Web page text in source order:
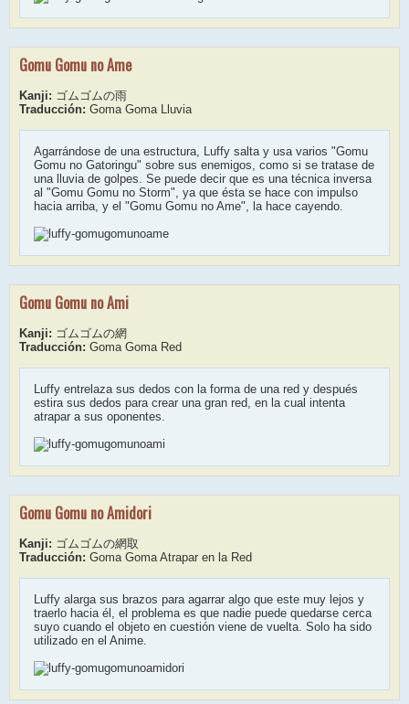
Gomu Gomu no Ame
Kanji: ゴムゴムの雨
Traducción: Goma Goma Lluvia
Agarrándose de una estructura, Luffy salta y usa varios "Gomu
Gomu no Gatoringu" sobre sus enemigos, como si se tratase de
una lluvia de golpes. Se puede decir que es una técnica inversa
al "Gomu Gomu no Storm", ya que ésta se hace con impulso
hacia arriba, y el "Gomu Gomu no Ame", la hace cayendo.
Gomu Gomu no Ami
Kanji: ゴムゴムの網
Traducción: Goma Goma Red
Luffy entrelaza sus dedos con la forma de una red y después
estira sus dedos para crear una gran red, en la cual intenta
atrapar a sus oponentes.
Gomu Gomu no Amidori
Kanji: ゴムゴムの網取
Traducción: Goma Goma Atrapar en la Red
Luffy alarga sus brazos para agarrar algo que este muy lejos y
traerlo hacia él, el problema es que nadie puede quedarse cerca
suyo cuando el objeto en cuestión viene de vuelta. Solo ha sido
utilizado en el Anime.